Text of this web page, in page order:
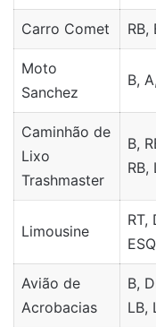
Carro Comet RB,
Moto
Sanchez
B,
Caminhão de
Lixo
Trashmaster
B,
RB,
Limousine
RT,
Avião de
Acrobacias
B,
LB,